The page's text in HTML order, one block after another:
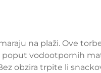
na plaži. Ove
vodootpornih
obzira trpite li